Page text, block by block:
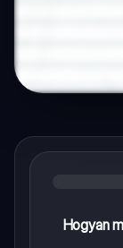
Hogyan